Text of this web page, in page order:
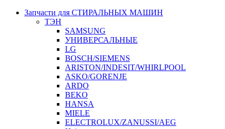
Запчасти для СТИРАЛЬНЫХ МАШИН
ТЭН
SAMSUNG
УНИВЕРСАЛЬНЫЕ
LG
BOSCH/SIEMENS
ARISTON/INDESIT/WHIRLPOOL
ASKO/GORENJE
ARDO
BEKO
HANSA
MIELE
ELECTROLUX/ZANUSSI/AEG